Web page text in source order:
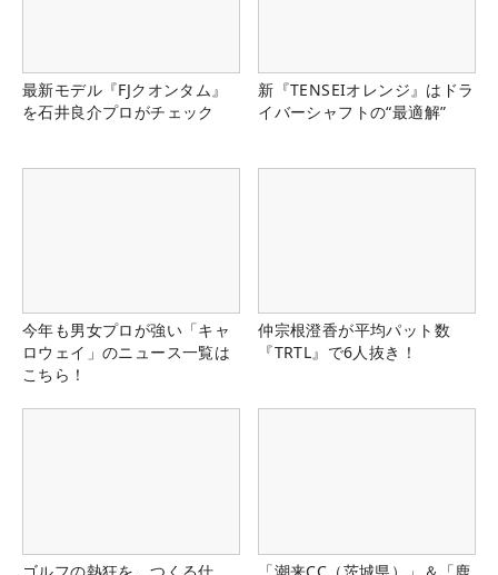
最新モデル『FJクオンタム』
を石井良介プロがチェック
新『TENSEIオレンジ』はドラ
イバーシャフトの“最適解”
今年も男女プロが強い「キャ
ロウェイ」のニュース一覧は
こちら！
仲宗根澄香が平均パット数
『TRTL』で6人抜き！
ゴルフの熱狂を、つくる仕
「潮来CC（茨城県）」＆「鹿